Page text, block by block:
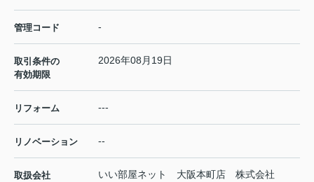
管理コード -
取引条件の
有効期限
2026年08月19日
リフォーム ---
リノベーション --
取扱会社
いい部屋ネット 大阪本町店 株式会社